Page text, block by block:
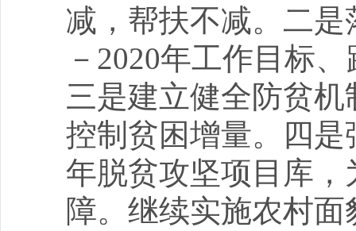
减，帮扶不减。二
－2020年工作目标
三是建立健全防贫
控制贫困增量。四是
年脱贫攻坚项目库
障。继续实施农村